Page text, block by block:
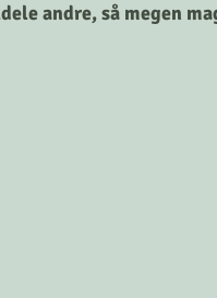
andre, så megen